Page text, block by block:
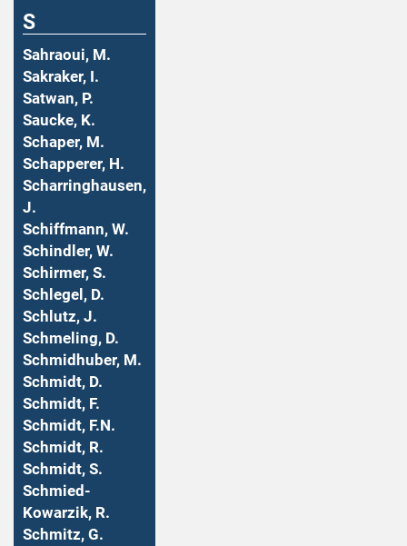
S
Sahraoui, M.
Sakraker, I.
Satwan, P.
Saucke, K.
Schaper, M.
Schapperer, H.
Scharringhausen,
J.
Schiffmann, W.
Schindler, W.
Schirmer, S.
Schlegel, D.
Schlutz, J.
Schmeling, D.
Schmidhuber, M.
Schmidt, D.
Schmidt, F.
Schmidt, F.N.
Schmidt, R.
Schmidt, S.
Schmied-
Kowarzik, R.
Schmitz, G.